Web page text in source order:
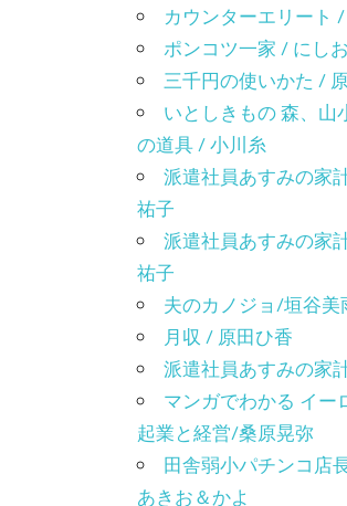
カウンターエリート
ポンコツ一家 / にし
三千円の使いかた /
いとしきもの 森、山
の道具 / 小川糸
派遣社員あすみの家
祐子
派遣社員あすみの家
祐子
夫のカノジョ/垣谷美
月収 / 原田ひ香
派遣社員あすみの家
マンガでわかる イー
起業と経営/桑原晃弥
田舎弱小パチンコ店
あきお＆かよ